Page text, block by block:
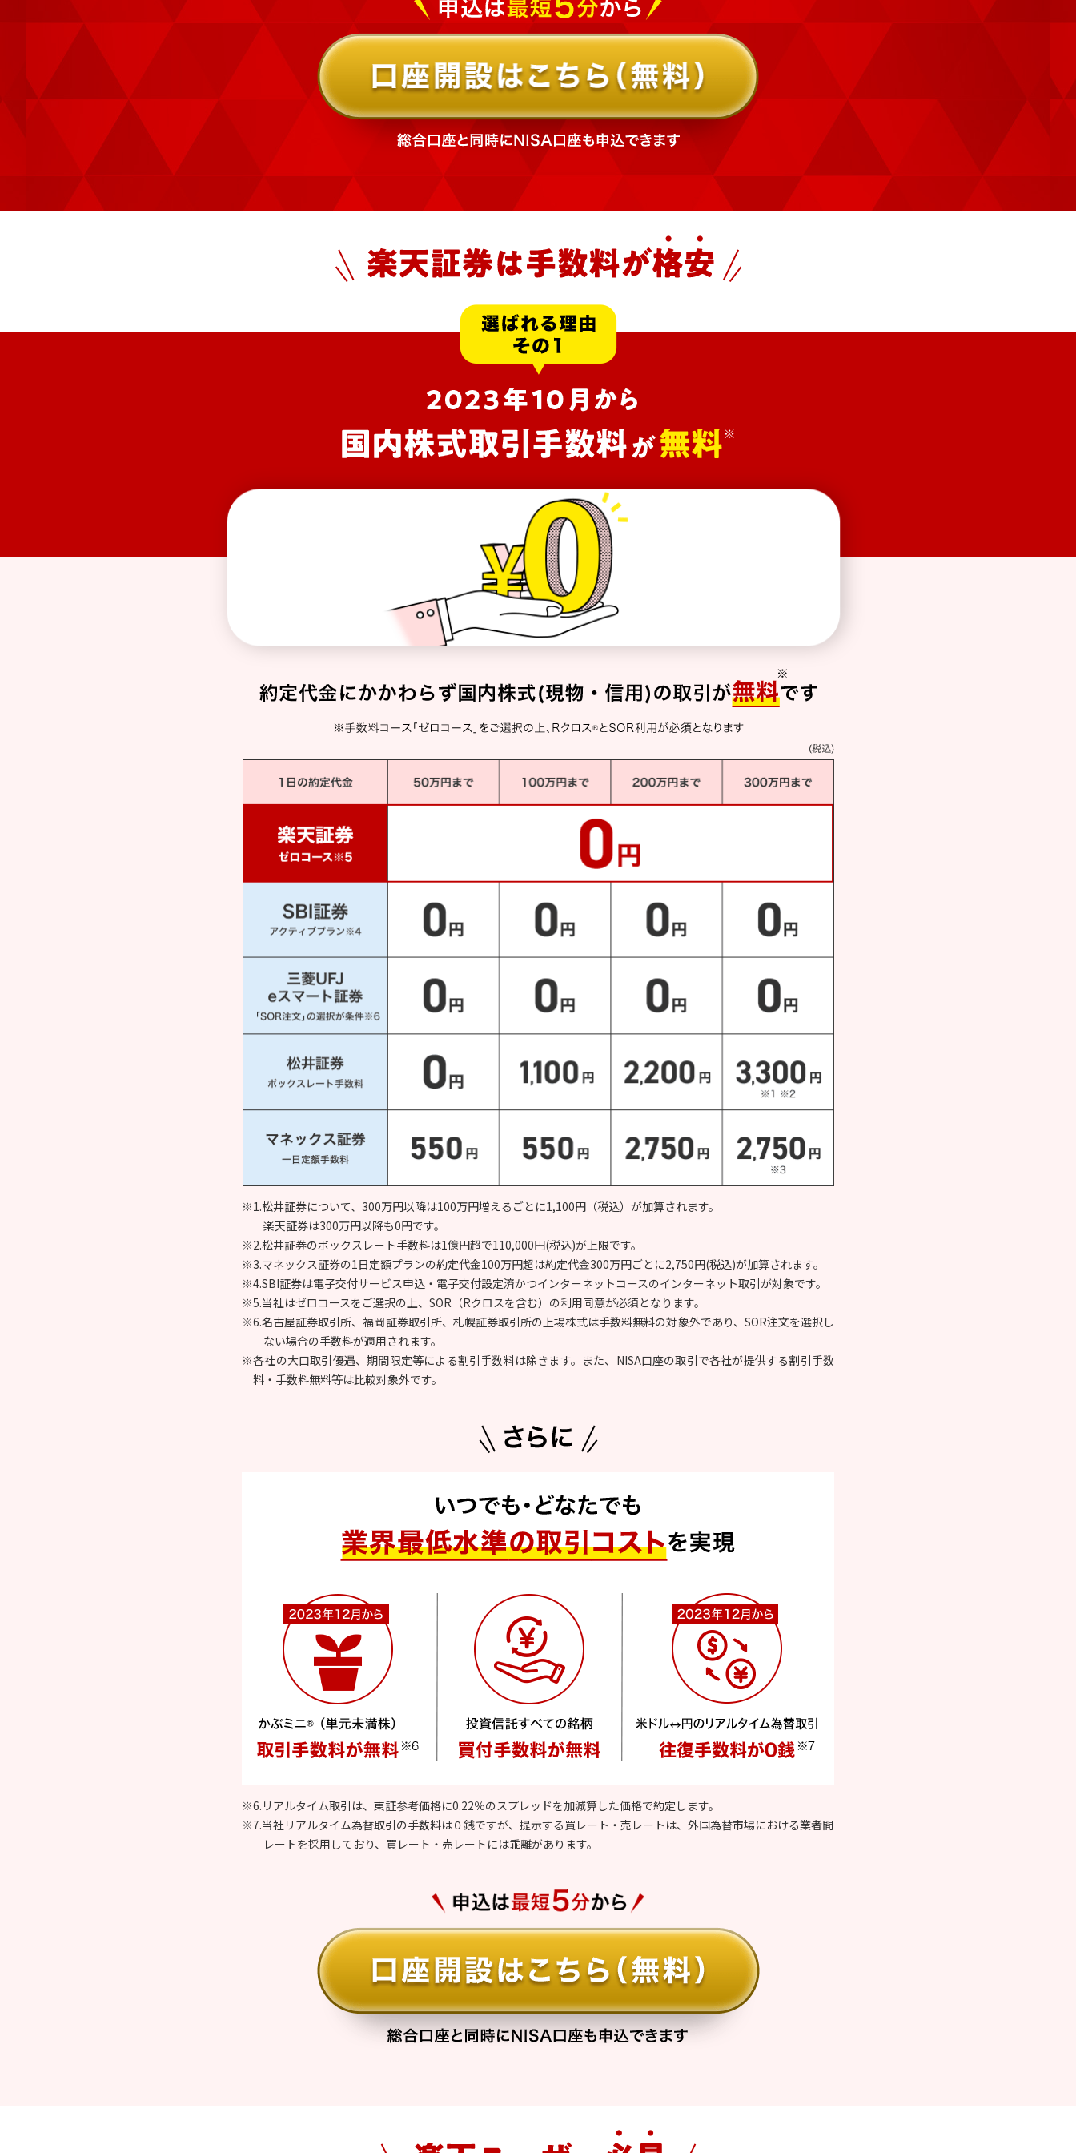
※1.松井証券について、300万円以降は100万円増えるごとに1,100円（税込）が加算されます。
楽天証券は300万円以降も0円です。
※2.松井証券のボックスレート手数料は1億円超で110,000円(税込)が上限です。
※3.マネックス証券の1日定額プランの約定代金100万円超は約定代金300万円ごとに2,750円(税込)が加算されます。
※4.SBI証券は電子交付サービス申込・電子交付設定済かつインターネットコースのインターネット取引が対象です。
※5.当社はゼロコースをご選択の上、SOR（Rクロスを含む）の利用同意が必須となります。
※6.名古屋証券取引所、福岡証券取引所、札幌証券取引所の上場株式は手数料無料の対象外であり、SOR注文を選択し
ない場合の手数料が適用されます。
※各社の大口取引優遇、期間限定等による割引手数料は除きます。また、NISA口座の取引で各社が提供する割引手数
料・手数料無料等は比較対象外です。
※6.リアルタイム取引は、東証参考価格に0.22％のスプレッドを加減算した価格で約定します。
※7.当社リアルタイム為替取引の手数料は０銭ですが、提示する買レート・売レートは、外国為替市場における業者間
レートを採用しており、買レート・売レートには乖離があります。